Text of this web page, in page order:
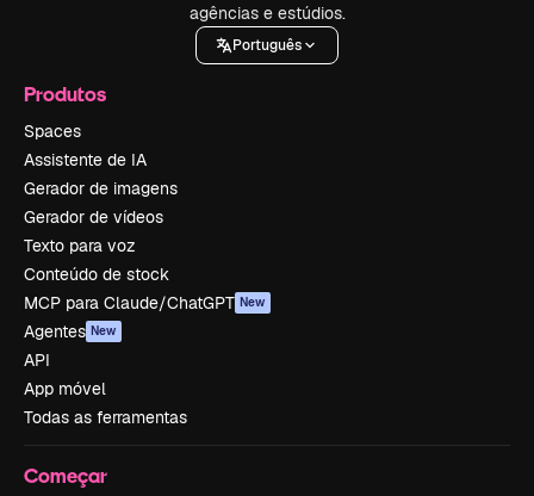
agências e estúdios.
Português
Produtos
Spaces
Assistente de IA
Gerador de imagens
Gerador de vídeos
Texto para voz
Conteúdo de stock
MCP para Claude/ChatGPT New
Agentes New
API
App móvel
Todas as ferramentas
Começar